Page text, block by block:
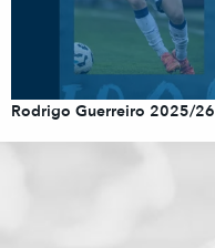
Rodrigo Guerreiro 2025/26